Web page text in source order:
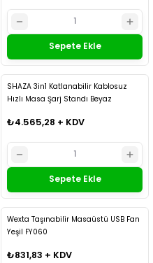
Sepete Ekle
SHAZA 3in1 Katlanabilir Kablosuz
Hızlı Masa Şarj Standı Beyaz
₺4.565,28 + KDV
Sepete Ekle
Wexta Taşınabilir Masaüstü USB Fan
Yeşil FY060
₺831,83 + KDV